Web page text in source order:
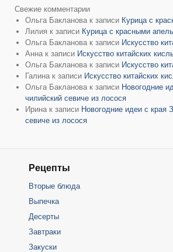
Свежие комментарии
Ольга Бакланова к записи Курица с
Лилия к записи Курица с красными
Ольга Бакланова к записи Искусство
Анна к записи Искусство китайских
Ольга Бакланова к записи Искусство
Галина к записи Искусство китайских
Ольга Бакланова к записи Новогодние
чилийский севиче из лосося
Ирина к записи Новогодние идеи с края
севиче из лосося
Рецепты
Вторые блюда
Выпечка
Десерты
Завтраки
Закуски